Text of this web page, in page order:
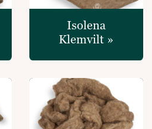
Isolena
Klemvilt »